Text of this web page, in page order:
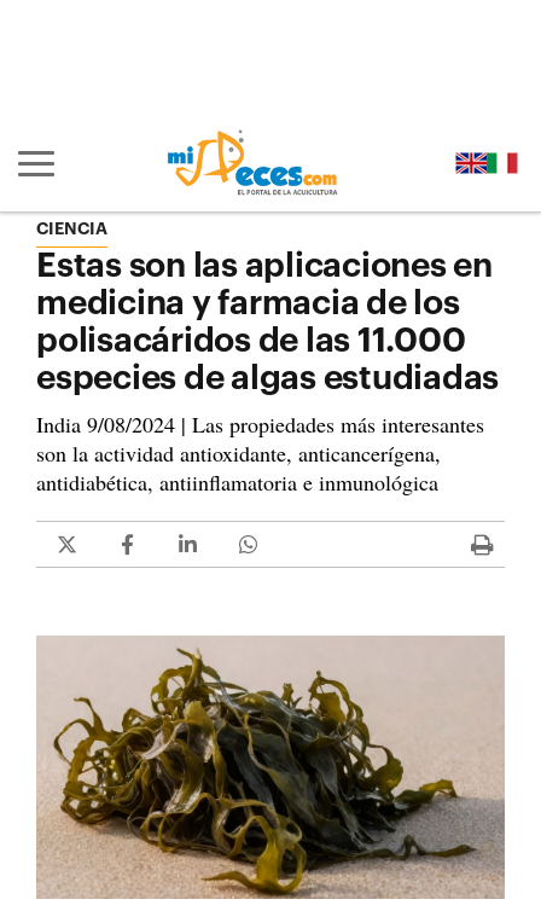
Mostrar/ocultar navegación principal
CIENCIA
Estas son las aplicaciones en
medicina y farmacia de los
polisacáridos de las 11.000
especies de algas estudiadas
India 9/08/2024 | Las propiedades más interesantes
son la actividad antioxidante, anticancerígena,
antidiabética, antiinflamatoria e inmunológica